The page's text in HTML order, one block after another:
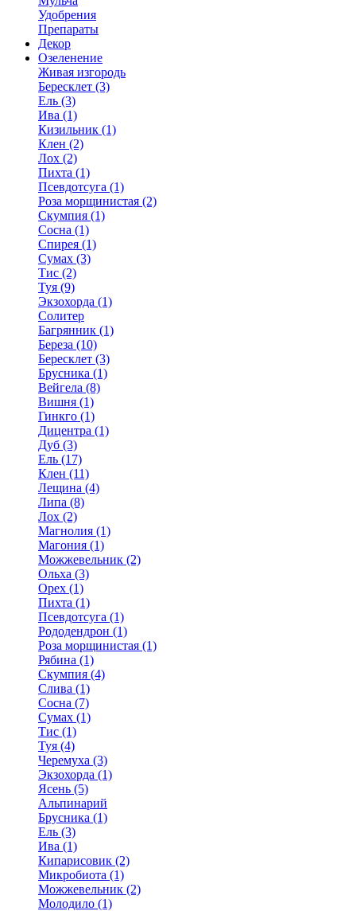
Удобрения
Препараты
Декор
Озеленение
Живая изгородь
Бересклет (3)
Ель (3)
Ива (1)
Кизильник (1)
Клен (2)
Лох (2)
Пихта (1)
Псевдотсуга (1)
Роза морщинистая (2)
Скумпия (1)
Сосна (1)
Спирея (1)
Сумах (3)
Тис (2)
Туя (9)
Экзохорда (1)
Солитер
Багрянник (1)
Береза (10)
Бересклет (3)
Брусника (1)
Вейгела (8)
Вишня (1)
Гинкго (1)
Дицентра (1)
Дуб (3)
Ель (17)
Клен (11)
Лещина (4)
Липа (8)
Лох (2)
Магнолия (1)
Магония (1)
Можжевельник (2)
Ольха (3)
Орех (1)
Пихта (1)
Псевдотсуга (1)
Рододендрон (1)
Роза морщинистая (1)
Рябина (1)
Скумпия (4)
Слива (1)
Сосна (7)
Сумах (1)
Тис (1)
Туя (4)
Черемуха (3)
Экзохорда (1)
Ясень (5)
Альпинарий
Брусника (1)
Ель (3)
Ива (1)
Кипарисовик (2)
Микробиота (1)
Можжевельник (2)
Молодило (1)